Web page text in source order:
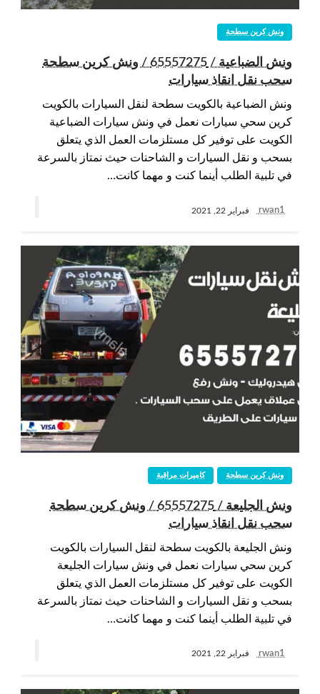
ونش كرين سطحة
ونش الضباعية / 65557275 / ونش كرين سطحة
سحب نقل انقاذ سيارات
ونش الضباعية بالكويت سطحة لنقل السيارات بالكويت
كرين سحي سيارات نعمل في ونش سيارات الضباعية
الكويت على توفير كل مستلزمات العمل الذي يتعلق
بسحب و نقل السيارات و الشاحنات حيث نمتاز بالسرعة
في تلبية الطلب أينما كنت و مهما كانت…
rwan1 فبراير 22, 2021
كاميرات مراقبة ونش كرين سطحة
ونش الجليعة / 65557275 / ونش كرين سطحة
سحب نقل انقاذ سيارات
ونش الجليعة بالكويت سطحة لنقل السيارات بالكويت
كرين سحي سيارات نعمل في ونش سيارات الجليعة
الكويت على توفير كل مستلزمات العمل الذي يتعلق
بسحب و نقل السيارات و الشاحنات حيث نمتاز بالسرعة
في تلبية الطلب أينما كنت و مهما كانت…
rwan1 فبراير 22, 2021